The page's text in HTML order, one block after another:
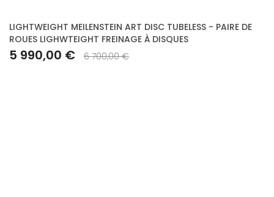
LIGHTWEIGHT MEILENSTEIN ART DISC TUBELESS - PAIRE DE
ROUES LIGHWTEIGHT FREINAGE À DISQUES
5 990,00 € 6 700,00 €